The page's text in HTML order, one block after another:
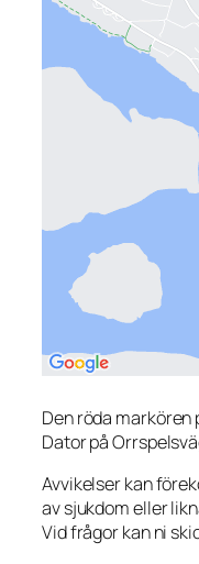
Den röda markören
Dator på
Avvikelser kan
av sjukdom eller
Vid frågor kan ni